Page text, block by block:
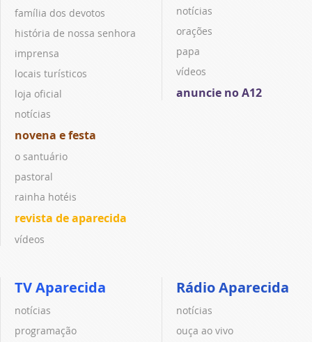
família dos devotos
história de nossa senhora
imprensa
locais turísticos
loja oficial
notícias
novena e festa
o santuário
pastoral
rainha hotéis
revista de aparecida
vídeos
notícias
orações
papa
vídeos
anuncie no A12
TV Aparecida
notícias
programação
Rádio Aparecida
notícias
ouça ao vivo